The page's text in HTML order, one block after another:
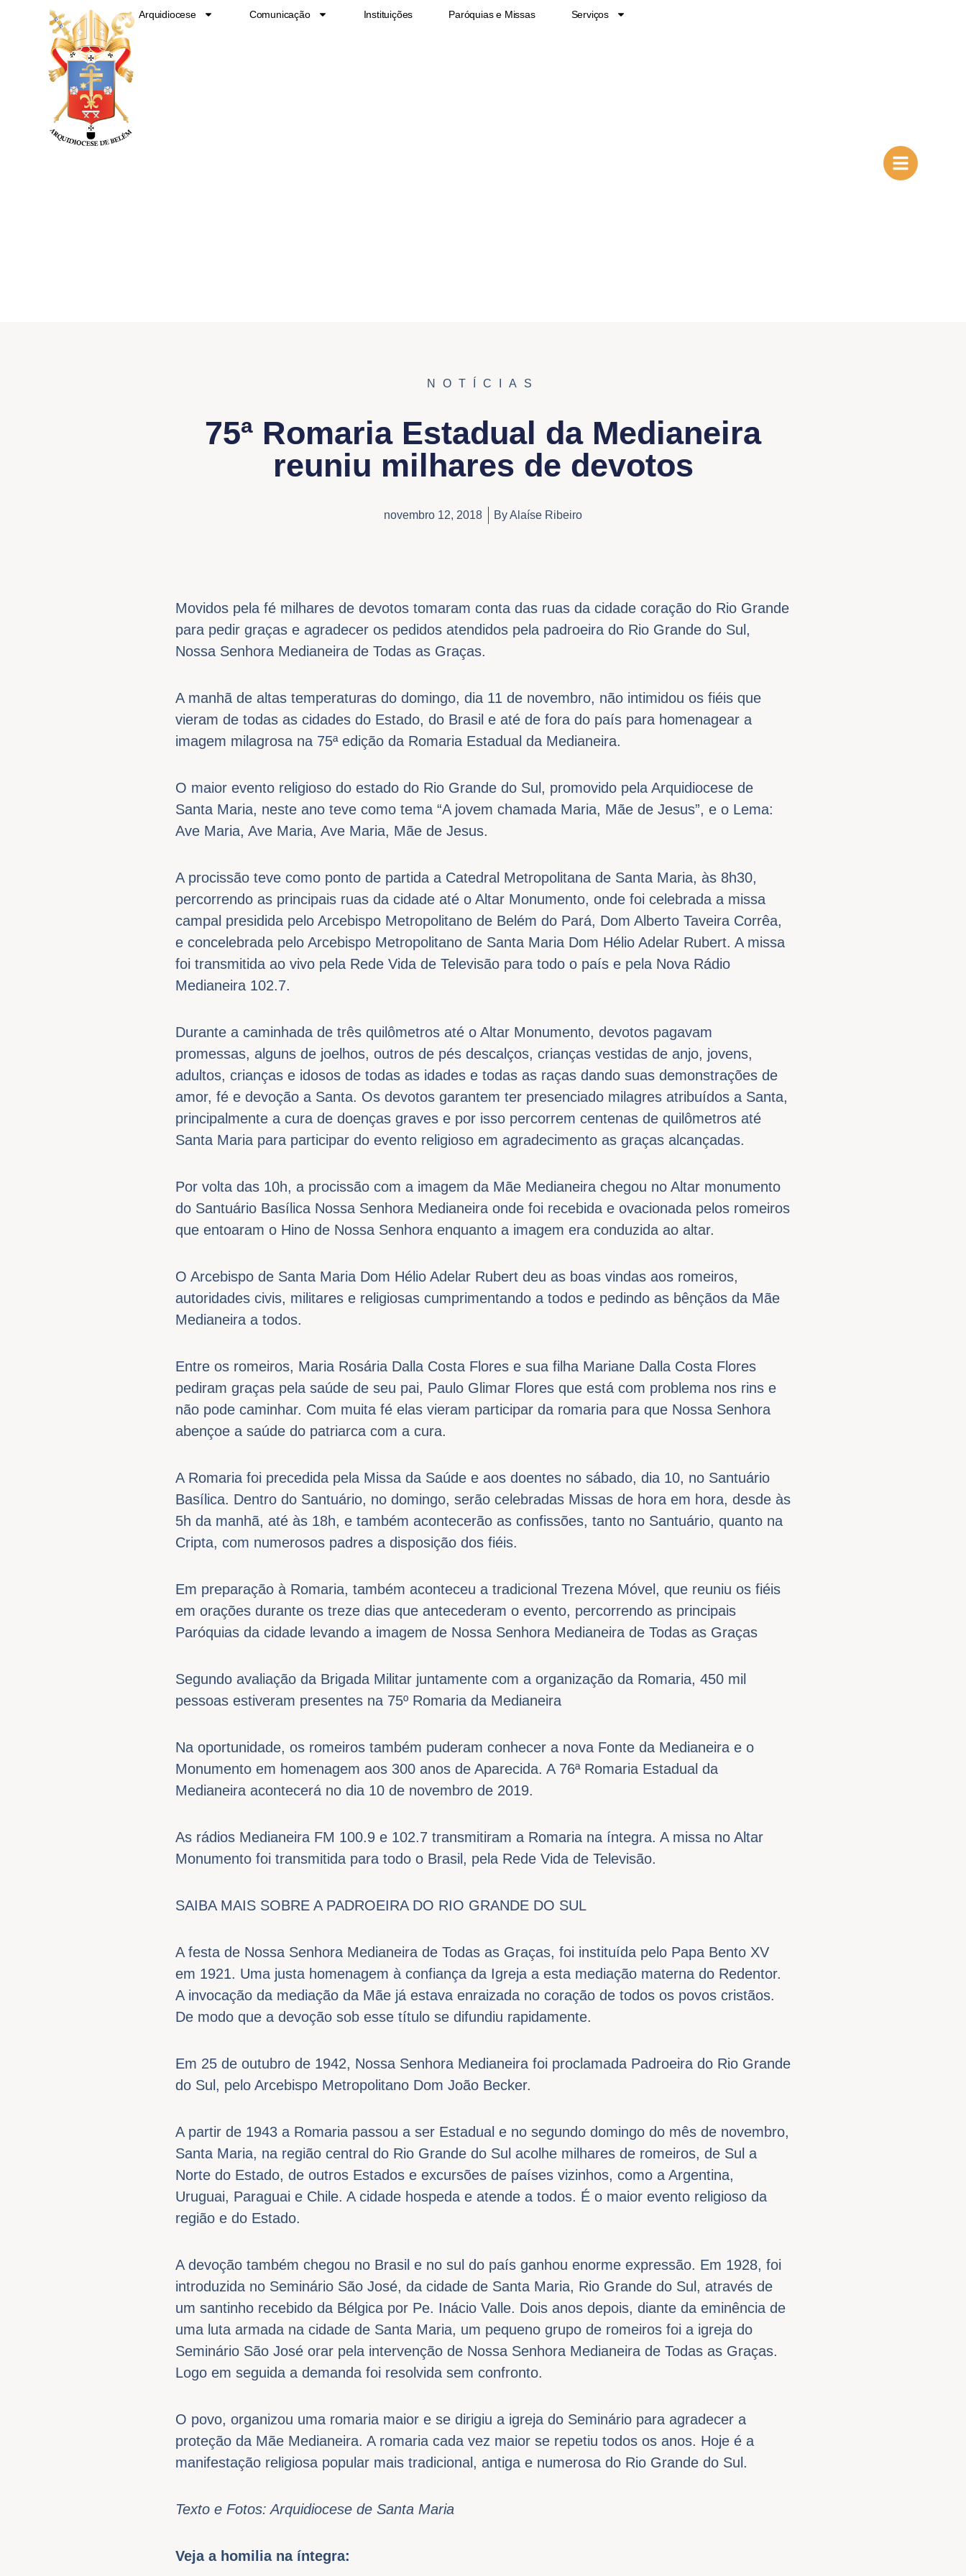
Arquidiocese Comunicação Instituições Paróquias e Missas Serviços
NOTÍCIAS
75ª Romaria Estadual da Medianeira
reuniu milhares de devotos
novembro 12, 2018 ByAlaíse Ribeiro
Movidos pela fé milhares de devotos tomaram conta das ruas da cidade coração do Rio Grande
para pedir graças e agradecer os pedidos atendidos pela padroeira do Rio Grande do Sul,
Nossa Senhora Medianeira de Todas as Graças.
A manhã de altas temperaturas do domingo, dia 11 de novembro, não intimidou os fiéis que
vieram de todas as cidades do Estado, do Brasil e até de fora do país para homenagear a
imagem milagrosa na 75ª edição da Romaria Estadual da Medianeira.
O maior evento religioso do estado do Rio Grande do Sul, promovido pela Arquidiocese de
Santa Maria, neste ano teve como tema “A jovem chamada Maria, Mãe de Jesus”, e o Lema:
Ave Maria, Ave Maria, Ave Maria, Mãe de Jesus.
A procissão teve como ponto de partida a Catedral Metropolitana de Santa Maria, às 8h30,
percorrendo as principais ruas da cidade até o Altar Monumento, onde foi celebrada a missa
campal presidida pelo Arcebispo Metropolitano de Belém do Pará, Dom Alberto Taveira Corrêa,
e concelebrada pelo Arcebispo Metropolitano de Santa Maria Dom Hélio Adelar Rubert. A missa
foi transmitida ao vivo pela Rede Vida de Televisão para todo o país e pela Nova Rádio
Medianeira 102.7.
Durante a caminhada de três quilômetros até o Altar Monumento, devotos pagavam
promessas, alguns de joelhos, outros de pés descalços, crianças vestidas de anjo, jovens,
adultos, crianças e idosos de todas as idades e todas as raças dando suas demonstrações de
amor, fé e devoção a Santa. Os devotos garantem ter presenciado milagres atribuídos a Santa,
principalmente a cura de doenças graves e por isso percorrem centenas de quilômetros até
Santa Maria para participar do evento religioso em agradecimento as graças alcançadas.
Por volta das 10h, a procissão com a imagem da Mãe Medianeira chegou no Altar monumento
do Santuário Basílica Nossa Senhora Medianeira onde foi recebida e ovacionada pelos romeiros
que entoaram o Hino de Nossa Senhora enquanto a imagem era conduzida ao altar.
O Arcebispo de Santa Maria Dom Hélio Adelar Rubert deu as boas vindas aos romeiros,
autoridades civis, militares e religiosas cumprimentando a todos e pedindo as bênçãos da Mãe
Medianeira a todos.
Entre os romeiros, Maria Rosária Dalla Costa Flores e sua filha Mariane Dalla Costa Flores
pediram graças pela saúde de seu pai, Paulo Glimar Flores que está com problema nos rins e
não pode caminhar. Com muita fé elas vieram participar da romaria para que Nossa Senhora
abençoe a saúde do patriarca com a cura.
A Romaria foi precedida pela Missa da Saúde e aos doentes no sábado, dia 10, no Santuário
Basílica. Dentro do Santuário, no domingo, serão celebradas Missas de hora em hora, desde às
5h da manhã, até às 18h, e também acontecerão as confissões, tanto no Santuário, quanto na
Cripta, com numerosos padres a disposição dos fiéis.
Em preparação à Romaria, também aconteceu a tradicional Trezena Móvel, que reuniu os fiéis
em orações durante os treze dias que antecederam o evento, percorrendo as principais
Paróquias da cidade levando a imagem de Nossa Senhora Medianeira de Todas as Graças
Segundo avaliação da Brigada Militar juntamente com a organização da Romaria, 450 mil
pessoas estiveram presentes na 75º Romaria da Medianeira
Na oportunidade, os romeiros também puderam conhecer a nova Fonte da Medianeira e o
Monumento em homenagem aos 300 anos de Aparecida. A 76ª Romaria Estadual da
Medianeira acontecerá no dia 10 de novembro de 2019.
As rádios Medianeira FM 100.9 e 102.7 transmitiram a Romaria na íntegra. A missa no Altar
Monumento foi transmitida para todo o Brasil, pela Rede Vida de Televisão.
SAIBA MAIS SOBRE A PADROEIRA DO RIO GRANDE DO SUL
A festa de Nossa Senhora Medianeira de Todas as Graças, foi instituída pelo Papa Bento XV
em 1921. Uma justa homenagem à confiança da Igreja a esta mediação materna do Redentor.
A invocação da mediação da Mãe já estava enraizada no coração de todos os povos cristãos.
De modo que a devoção sob esse título se difundiu rapidamente.
Em 25 de outubro de 1942, Nossa Senhora Medianeira foi proclamada Padroeira do Rio Grande
do Sul, pelo Arcebispo Metropolitano Dom João Becker.
A partir de 1943 a Romaria passou a ser Estadual e no segundo domingo do mês de novembro,
Santa Maria, na região central do Rio Grande do Sul acolhe milhares de romeiros, de Sul a
Norte do Estado, de outros Estados e excursões de países vizinhos, como a Argentina,
Uruguai, Paraguai e Chile. A cidade hospeda e atende a todos. É o maior evento religioso da
região e do Estado.
A devoção também chegou no Brasil e no sul do país ganhou enorme expressão. Em 1928, foi
introduzida no Seminário São José, da cidade de Santa Maria, Rio Grande do Sul, através de
um santinho recebido da Bélgica por Pe. Inácio Valle. Dois anos depois, diante da eminência de
uma luta armada na cidade de Santa Maria, um pequeno grupo de romeiros foi a igreja do
Seminário São José orar pela intervenção de Nossa Senhora Medianeira de Todas as Graças.
Logo em seguida a demanda foi resolvida sem confronto.
O povo, organizou uma romaria maior e se dirigiu a igreja do Seminário para agradecer a
proteção da Mãe Medianeira. A romaria cada vez maior se repetiu todos os anos. Hoje é a
manifestação religiosa popular mais tradicional, antiga e numerosa do Rio Grande do Sul.
Texto e Fotos: Arquidiocese de Santa Maria
Veja a homilia na íntegra: